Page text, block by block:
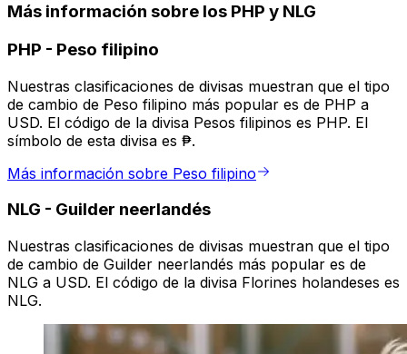
Más información sobre los PHP y NLG
PHP - Peso filipino
Nuestras clasificaciones de divisas muestran que el tipo
de cambio de Peso filipino más popular es de PHP a
USD. El código de la divisa Pesos filipinos es PHP. El
símbolo de esta divisa es ₱.
Más información sobre Peso filipino
NLG - Guilder neerlandés
Nuestras clasificaciones de divisas muestran que el tipo
de cambio de Guilder neerlandés más popular es de
NLG a USD. El código de la divisa Florines holandeses es
NLG.